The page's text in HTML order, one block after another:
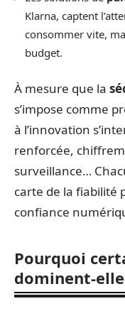
Klarna, captent
consommer vite,
budget.
À mesure que la
s’impose comme
à l’innovation
renforcée,
surveillance…
carte de la fiabilité
confiance
Pourquoi
dominent-